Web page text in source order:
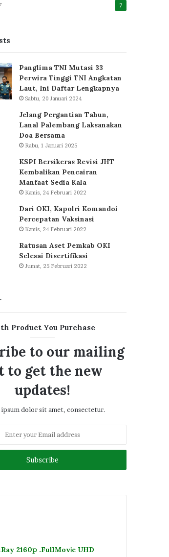
7
Panglima TNI Mutasi 33
Perwira Tinggi TNI Angkatan
Laut, Ini Daftar Lengkapnya
Sabtu, 20 Januari 2024
Jelang Pergantian Tahun,
Lanal Palembang Laksanakan
Doa Bersama
Rabu, 1 Januari 2025
KSPI Bersikeras Revisi JHT
Kembalikan Pencairan
Manfaat Sedia Kala
Kamis, 24 Februari 2022
Dari OKI, Kapolri Komandoi
Percepatan Vaksinasi
Kamis, 24 Februari 2022
Ratusan Aset Pemkab OKI
Selesai Disertifikasi
Jumat, 25 Februari 2022
Product You Purchase
to our mailing
to get the new
updates!
dolor sit amet, consectetur.
2160𝚙 .FullMov𝗂e UHD